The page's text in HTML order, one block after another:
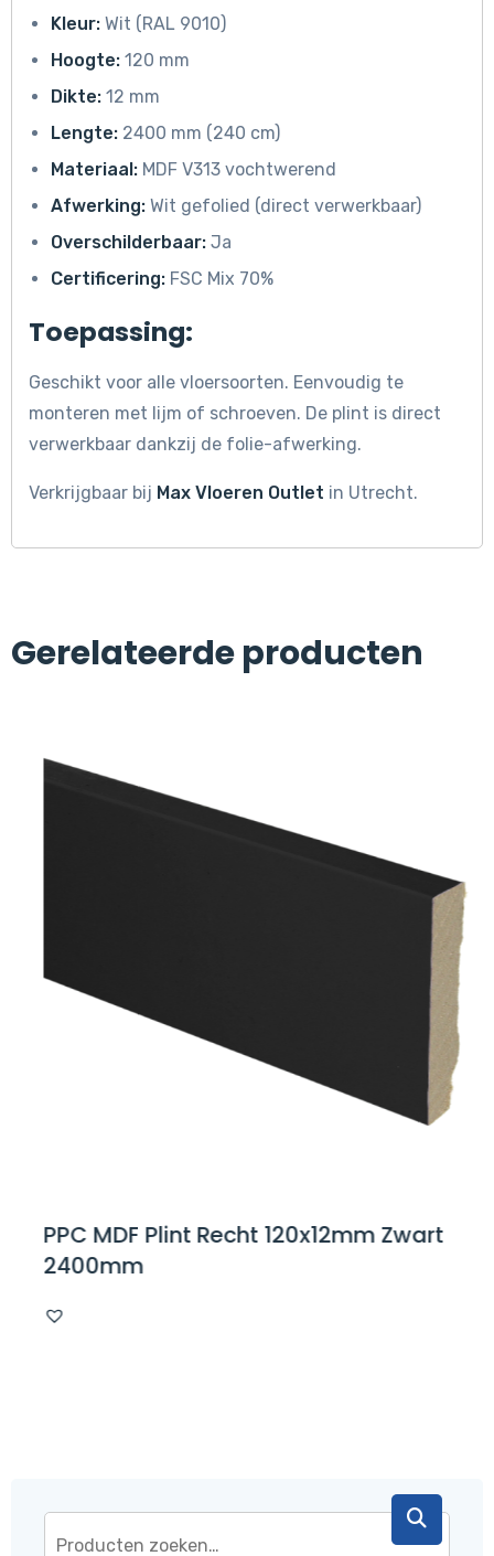
Kleur: Wit (RAL 9010)
Hoogte: 120 mm
Dikte: 12 mm
Lengte: 2400 mm (240 cm)
Materiaal: MDF V313 vochtwerend
Afwerking: Wit gefolied (direct verwerkbaar)
Overschilderbaar: Ja
Certificering: FSC Mix 70%
Toepassing:
Geschikt voor alle vloersoorten. Eenvoudig te
monteren met lijm of schroeven. De plint is direct
verwerkbaar dankzij de folie-afwerking.
Verkrijgbaar bij Max Vloeren Outlet in Utrecht.
Gerelateerde producten
PPC MDF Plint Recht 120x12mm Zwart
2400mm